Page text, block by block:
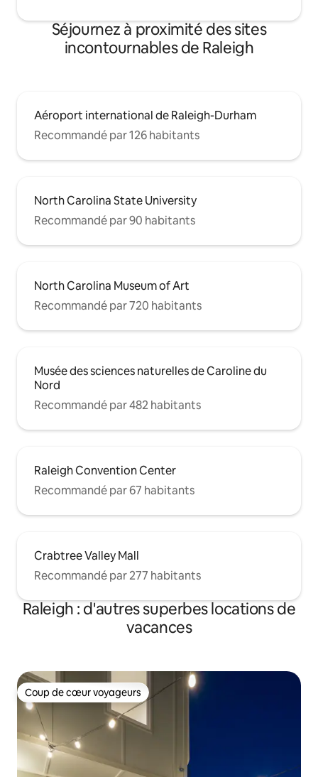
Séjournez à proximité des sites
incontournables de Raleigh
Aéroport international de Raleigh-Durham
Recommandé par 126 habitants
North Carolina State University
Recommandé par 90 habitants
North Carolina Museum of Art
Recommandé par 720 habitants
Musée des sciences naturelles de Caroline du
Nord
Recommandé par 482 habitants
Raleigh Convention Center
Recommandé par 67 habitants
Crabtree Valley Mall
Recommandé par 277 habitants
Raleigh : d'autres superbes locations de
vacances
Coup de cœur voyageurs
Coup de cœur voyageurs